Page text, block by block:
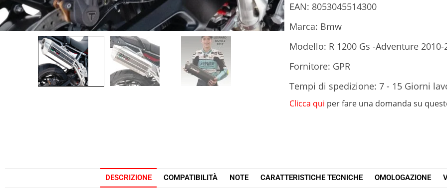
EAN: 8053045514300
Marca: Bmw
Modello: R 1200 Gs -Adventure 2010-
Fornitore: GPR
Tempi di spedizione: 7 - 15 Giorni
Clicca qui per fare una domanda su
DESCRIZIONE COMPATIBILITÀ NOTE CARATTERISTICHE TECNICHE OMOLOGAZIONE